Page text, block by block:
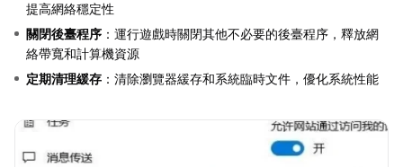
提高網絡穩定性
關閉後臺程序 ：運行遊戲時關閉其他不必要的後臺程序，釋放網
絡帶寬和計算機資源
定期清理緩存 ：清除瀏覽器緩存和系統臨時文件，優化系統性能